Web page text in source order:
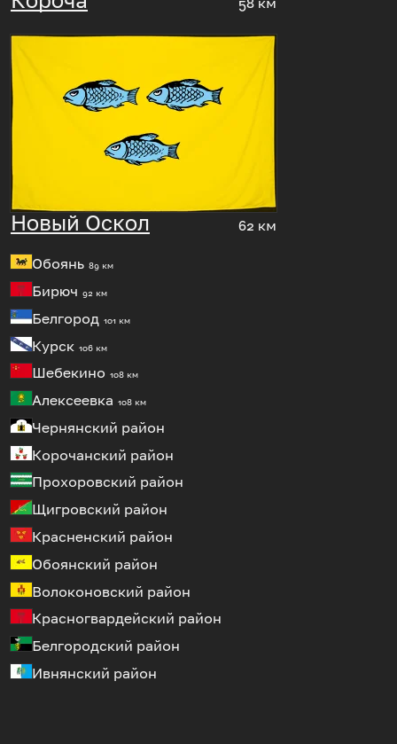
Новый Оскол 62 км
Обоянь 89 км
Бирюч 92 км
Белгород 101 км
Курск 106 км
Шебекино 108 км
Алексеевка 108 км
Чернянский район
Корочанский район
Прохоровский район
Щигровский район
Красненский район
Обоянский район
Волоконовский район
Красногвардейский район
Белгородский район
Ивнянский район